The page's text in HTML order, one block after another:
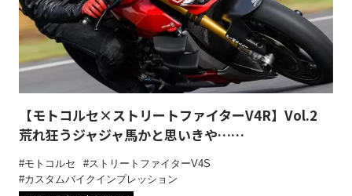
【モトコルセ×ストリートファイターV4R】Vol.2
荒れ狂うジャジャ馬かと思いきや……
モトコルセ
ストリートファイターV4S
カスタムバイクインプレッション